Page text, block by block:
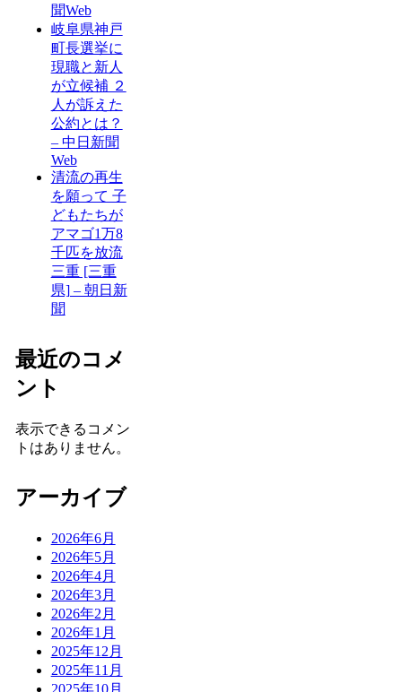
聞Web
岐阜県神戸
町長選挙に
現職と新人
が立候補 ２
人が訴えた
公約とは？
– 中日新聞
Web
清流の再生
を願って 子
どもたちが
アマゴ1万8
千匹を放流
三重 [三重
県] – 朝日新
聞
最近のコメ
ント
表示できるコメン
トはありません。
アーカイブ
2026年6月
2026年5月
2026年4月
2026年3月
2026年2月
2026年1月
2025年12月
2025年11月